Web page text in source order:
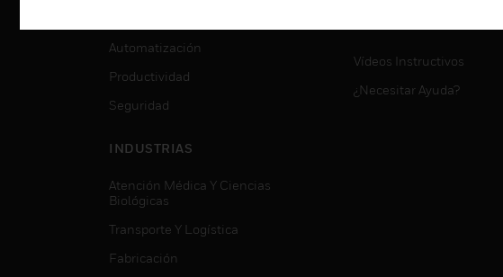
Automatización
Productividad
Seguridad
INDUSTRIAS
Atención Médica Y Ciencias
Biológicas
Transporte Y Logística
Fabricación
Vídeos Instructivos
¿Necesitar Ayuda?